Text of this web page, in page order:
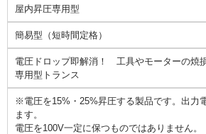
屋内昇圧専用型
簡易型（短時間定格）
電圧ドロップ即解消！ 工具やモーターの焼
専用型トランス
※電圧を15%・25%昇圧する製品です。出力
ます。
電圧を100V一定に保つものではありません。